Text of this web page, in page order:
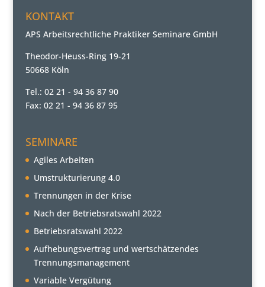
KONTAKT
APS Arbeitsrechtliche Praktiker Seminare GmbH
Theodor-Heuss-Ring 19-21
50668 Köln
Tel.: 02 21 - 94 36 87 90
Fax: 02 21 - 94 36 87 95
SEMINARE
Agiles Arbeiten
Umstrukturierung 4.0
Trennungen in der Krise
Nach der Betriebsratswahl 2022
Betriebsratswahl 2022
Aufhebungsvertrag und wertschätzendes
Trennungsmanagement
Variable Vergütung